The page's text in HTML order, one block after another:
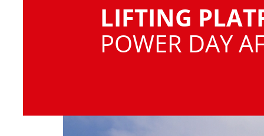
LIFTING
POWER DAY